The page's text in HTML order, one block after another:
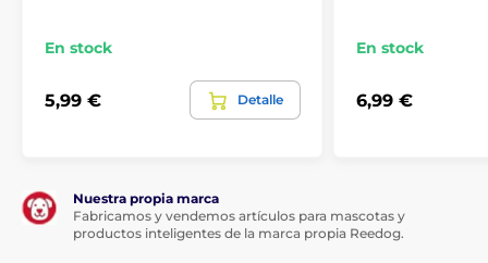
En stock
5,99 € Detalle
En stock
6,99 €
Nuestra propia marca
Fabricamos y vendemos artículos para mascotas y
productos inteligentes de la marca propia Reedog.